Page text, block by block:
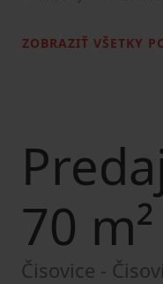
ZOBRAZIŤ VŠETKY
70
Čisovice -